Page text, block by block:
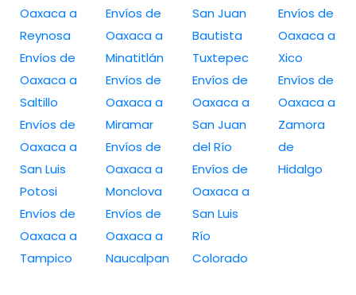
Oaxaca a
Reynosa
Envíos de
Oaxaca a
Saltillo
Envíos de
Oaxaca a
San Luis
Potosi
Envíos de
Oaxaca a
Tampico
Envíos de
Oaxaca a
Minatitlán
Envíos de
Oaxaca a
Miramar
Envíos de
Oaxaca a
Monclova
Envíos de
Oaxaca a
Naucalpan
San Juan
Bautista
Tuxtepec
Envíos de
Oaxaca a
San Juan
del Río
Envíos de
Oaxaca a
San Luis
Río
Colorado
Envíos de
Oaxaca a
Xico
Envíos de
Oaxaca a
Zamora
de
Hidalgo